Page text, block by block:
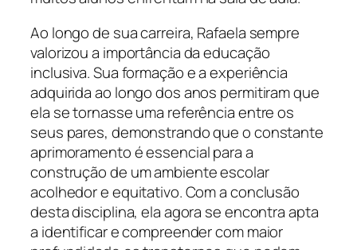
Ao longo de sua carreira, Rafaela sempre
valorizou a importância da educação
inclusiva. Sua formação e a experiência
adquirida ao longo dos anos permitiram que
ela se tornasse uma referência entre os
seus pares, demonstrando que o constante
aprimoramento é essencial para a
construção de um ambiente escolar
acolhedor e equitativo. Com a conclusão
desta disciplina, ela agora se encontra apta
a identificar e compreender com maior